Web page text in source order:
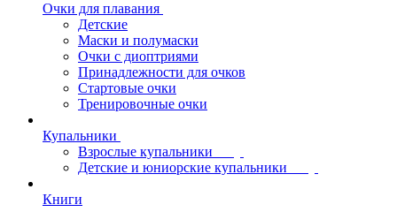
Очки для плавания
Детские
Маски и полумаски
Очки с диоптриями
Принадлежности для очков
Стартовые очки
Тренировочные очки
Купальники
Взрослые купальники
Детские и юниорские купальники
Книги